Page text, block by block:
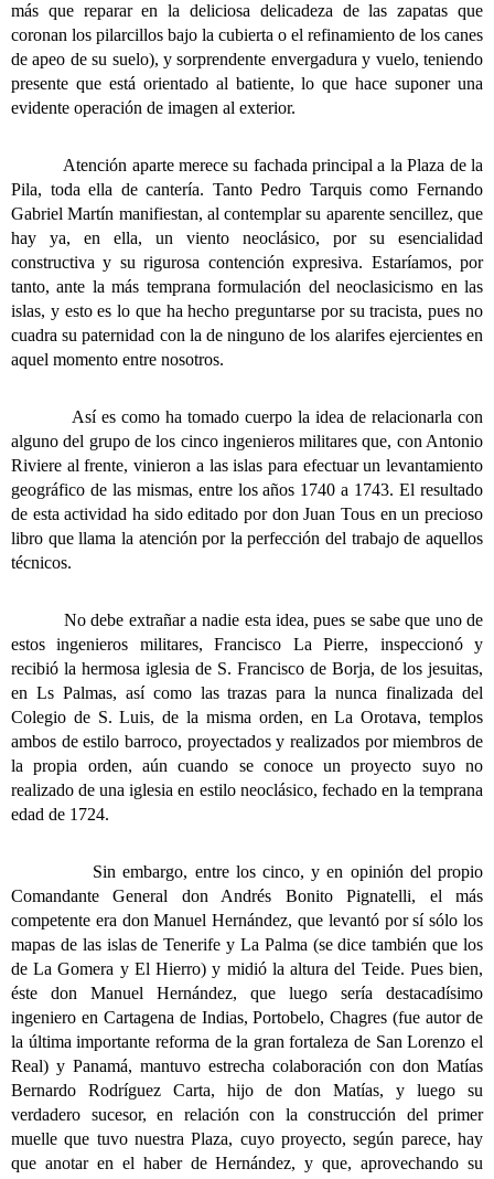
más que reparar en la deliciosa delicadeza de las zapatas que
coronan los pilarcillos bajo la cubierta o el refinamiento de los canes
de apeo de su suelo), y sorprendente envergadura y vuelo, teniendo
presente que está orientado al batiente, lo que hace suponer una
evidente operación de imagen al exterior.
Atención aparte merece su fachada principal a la Plaza de la
Pila, toda ella de cantería. Tanto Pedro Tarquis como Fernando
Gabriel Martín manifiestan, al contemplar su aparente sencillez, que
hay ya, en ella, un viento neoclásico, por su esencialidad
constructiva y su rigurosa contención expresiva. Estaríamos, por
tanto, ante la más temprana formulación del neoclasicismo en las
islas, y esto es lo que ha hecho preguntarse por su tracista, pues no
cuadra su paternidad con la de ninguno de los alarifes ejercientes en
aquel momento entre nosotros.
Así es como ha tomado cuerpo la idea de relacionarla con
alguno del grupo de los cinco ingenieros militares que, con Antonio
Riviere al frente, vinieron a las islas para efectuar un levantamiento
geográfico de las mismas, entre los años 1740 a 1743. El resultado
de esta actividad ha sido editado por don Juan Tous en un precioso
libro que llama la atención por la perfección del trabajo de aquellos
técnicos.
No debe extrañar a nadie esta idea, pues se sabe que uno de
estos ingenieros militares, Francisco La Pierre, inspeccionó y
recibió la hermosa iglesia de S. Francisco de Borja, de los jesuitas,
en Ls Palmas, así como las trazas para la nunca finalizada del
Colegio de S. Luis, de la misma orden, en La Orotava, templos
ambos de estilo barroco, proyectados y realizados por miembros de
la propia orden, aún cuando se conoce un proyecto suyo no
realizado de una iglesia en estilo neoclásico, fechado en la temprana
edad de 1724.
Sin embargo, entre los cinco, y en opinión del propio
Comandante General don Andrés Bonito Pignatelli, el más
competente era don Manuel Hernández, que levantó por sí sólo los
mapas de las islas de Tenerife y La Palma (se dice también que los
de La Gomera y El Hierro) y midió la altura del Teide. Pues bien,
éste don Manuel Hernández, que luego sería destacadísimo
ingeniero en Cartagena de Indias, Portobelo, Chagres (fue autor de
la última importante reforma de la gran fortaleza de San Lorenzo el
Real) y Panamá, mantuvo estrecha colaboración con don Matías
Bernardo Rodríguez Carta, hijo de don Matías, y luego su
verdadero sucesor, en relación con la construcción del primer
muelle que tuvo nuestra Plaza, cuyo proyecto, según parece, hay
que anotar en el haber de Hernández, y que, aprovechando su